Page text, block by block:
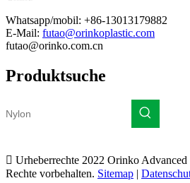
Whatsapp/mobil: +86-13013179882
E-Mail: futao@orinkoplastic.com
futao@orinko.com.cn
Produktsuche
 Urheberrechte 2022 Orinko
Rechte vorbehalten. Sitemap |